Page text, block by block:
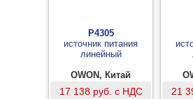
P4305
источник питания
линейный
OWON, Китай
17 138 руб. с НДС 21